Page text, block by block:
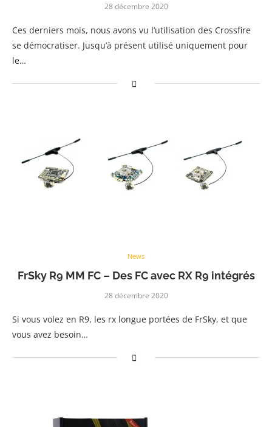
28 décembre 2020
Ces derniers mois, nous avons vu l’utilisation des Crossfire
se démocratiser. Jusqu’à présent utilisé uniquement pour
le…
News
FrSky R9 MM FC – Des FC avec RX R9 intégrés
28 décembre 2020
Si vous volez en R9, les rx longue portées de FrSky, et que
vous avez besoin…